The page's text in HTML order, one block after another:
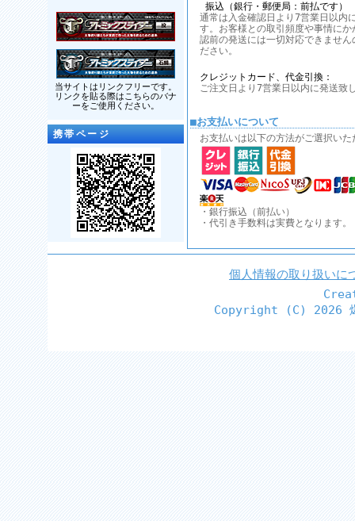
当サイトはリンクフリーです。
リンクを貼る際はこちらのバナ
ーをご使用ください。
携帯ページ
振込（銀行・郵便局：前払です）
通常は入金確認日より7営業日以内
す。お客様との取引頻度や事情に
認前の発送には一切対応できませ
ださい。
クレジットカード、代金引換：
ご注文日より7営業日以内に発送致
■お支払いについて
お支払いは以下の方法がご選択いた
・銀行振込（前払い）
・代引き手数料は実費となります。
個人情報の取り扱いに
Copyright (C) 2026